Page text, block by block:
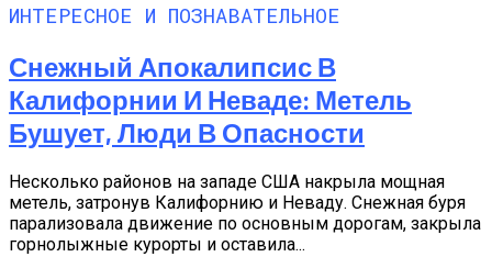
ИНТЕРЕСНОЕ И ПОЗНАВАТЕЛЬНОЕ
Снежный Апокалипсис В
Калифорнии И Неваде: Метель
Бушует, Люди В Опасности
Несколько районов на западе США накрыла мощная
метель, затронув Калифорнию и Неваду. Снежная буря
парализовала движение по основным дорогам, закрыла
горнолыжные курорты и оставила...